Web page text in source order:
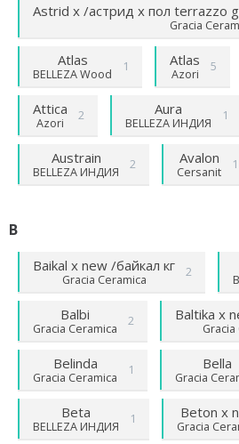
Astrid х /астрид х пол terrazzo
Gracia
Atlas
BELLEZA Wood
1 Atlas
Azori
5
Attica
Azori
2 Aura
BELLEZA ИНДИЯ
1
Austrain
BELLEZA ИНДИЯ
2 Avalon
Cersanit
1
B
Baikal х new /байкал кг
Gracia Ceramica
2
Balbi
Gracia Ceramica
2 Baltika х
Gracia
Belinda
Gracia Ceramica
1 Bella
Gracia
Beta
BELLEZA ИНДИЯ
1 Beton х
Gracia